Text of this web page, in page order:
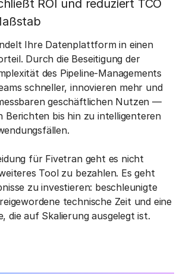
ROI und reduziert TCO
Ihre Datenplattform in einen
Durch die Beseitigung der
des Pipeline-Managements
schneller, innovieren mehr und
geschäftlichen Nutzen —
Berichten bis hin zu intelligenteren
für Fivetran geht es nicht
Tool zu bezahlen. Es geht
zu investieren: beschleunigte
technische Zeit und eine
die auf Skalierung ausgelegt ist.